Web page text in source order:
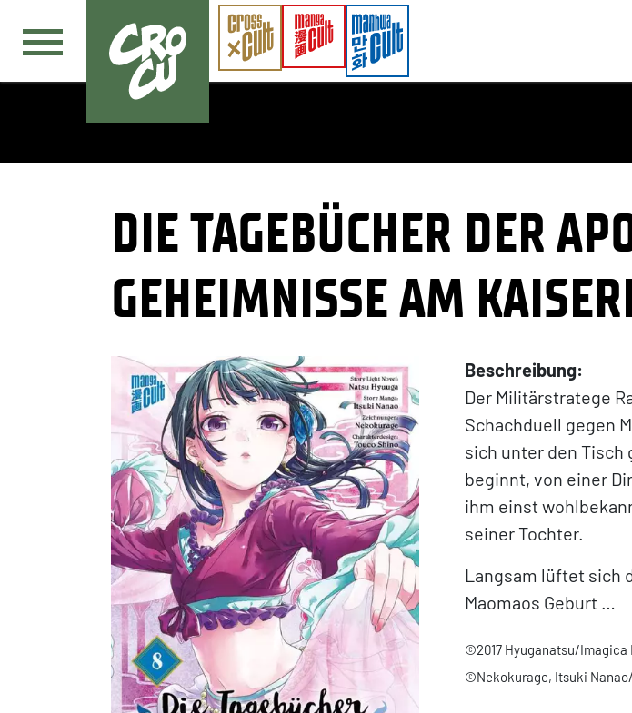
DIE TAGEBÜCHER DER
GEHEIMNISSE AM
Beschreibung:
Der Militärstratege
Schachduell gegen
sich unter den Tisch
beginnt, von einer
ihm einst
seiner Tochter.
Langsam lüftet sich
Maomaos Geburt …
©2017 Hyuganatsu/Imagica
©Nekokurage, Itsuki Nanao/